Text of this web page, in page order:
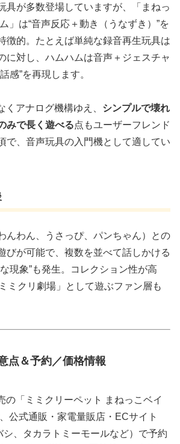
具が多数登場していますが、「まねっ
」は“音声反応＋動き（うなずき）”を
徴的。たとえば単純な録音再生玩具は
に対し、ハムハムは音声＋ジェスチャ
感”を再現します。
くアナログ機構ゆえ、 シンプルで壊れ
みで長く遊べる点もユーザーフレンド
で、音声玩具の入門機として適してい
んわん、うさっぴ、パンちゃん）との
びが可能で、複数を並べて話しかける
現象”も発生。コレクション性が高
ミクリ劇場」として遊ぶファン層も
点＆予約／価格情報
の「ミミクリーペット まねっこベイ
公式通販・家電量販店・ECサイト
シ、タカラトミーモールなど）で予約